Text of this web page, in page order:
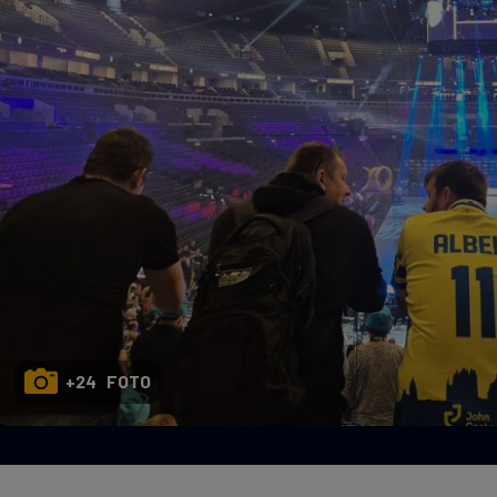
Echipe
Program TV
+24 FOTO